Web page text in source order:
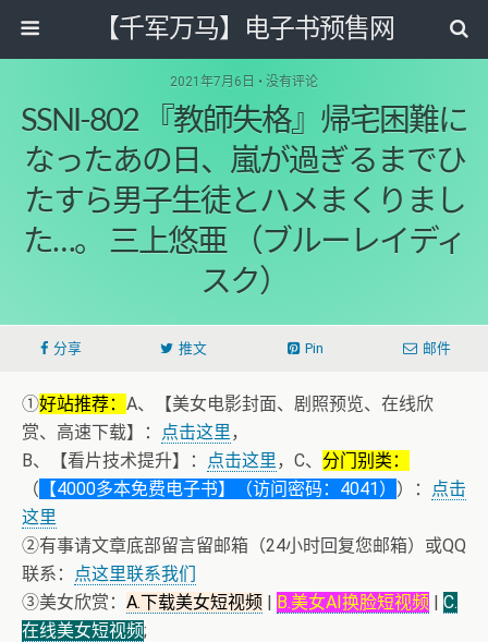
【千军万马】电子书预售网
2021年7月6日 • 没有评论
SSNI-802 『教師失格』帰宅困難に
なったあの日、嵐が過ぎるまでひ
たすら男子生徒とハメまくりまし
た…。 三上悠亜 （ブルーレイディ
スク）
分享 推文 Pin 邮件
①好站推荐： A、【美女电影封面、剧照预览、在线欣
赏、高速下载】：
点击这里，
B、【看片技术提升】：
点击这里，C、 分门别类：
（ 【4000多本免费电子书】（访问密码：4041） ）：
点击
这里
②有事请文章底部留言留邮箱（24小时回复您邮箱）或QQ
联系：
点这里联系我们
③美女欣赏： A.下载美女短视频 | B.美女AI换脸短视频 | C.
在线美女短视频;